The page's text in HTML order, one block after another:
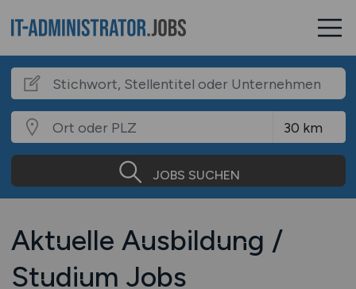
JOBS SUCHEN
Aktuelle Ausbildung /
Studium Jobs